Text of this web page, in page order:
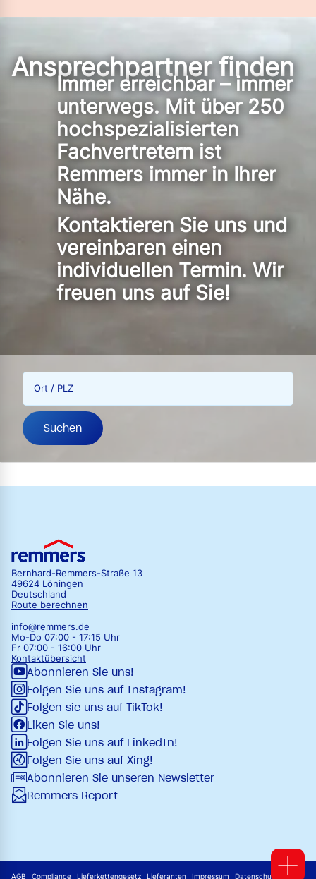
Ansprechpartner finden
Immer erreichbar – immer
unterwegs. Mit über 250
hochspezialisierten
Fachvertretern ist
Remmers immer in Ihrer
Nähe.
Kontaktieren Sie uns und
vereinbaren einen
individuellen Termin. Wir
freuen uns auf Sie!
Ort / PLZ
Suchen
Bernhard-Remmers-Straße 13
49624 Löningen
Deutschland
Route berechnen
info@remmers.de
Mo-Do 07:00 - 17:15 Uhr
Fr 07:00 - 16:00 Uhr
Kontaktübersicht
Abonnieren Sie uns!
Folgen Sie uns auf Instagram!
Folgen sie uns auf TikTok!
Liken Sie uns!
Folgen Sie uns auf LinkedIn!
Folgen Sie uns auf Xing!
Abonnieren Sie unseren Newsletter
Remmers Report
AGB Compliance Lieferkettengesetz Lieferanten Impressum Datenschutz